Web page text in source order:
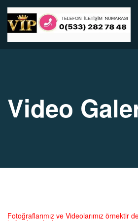
Video
Fotoğraflarımız ve Videolarımız örnektir